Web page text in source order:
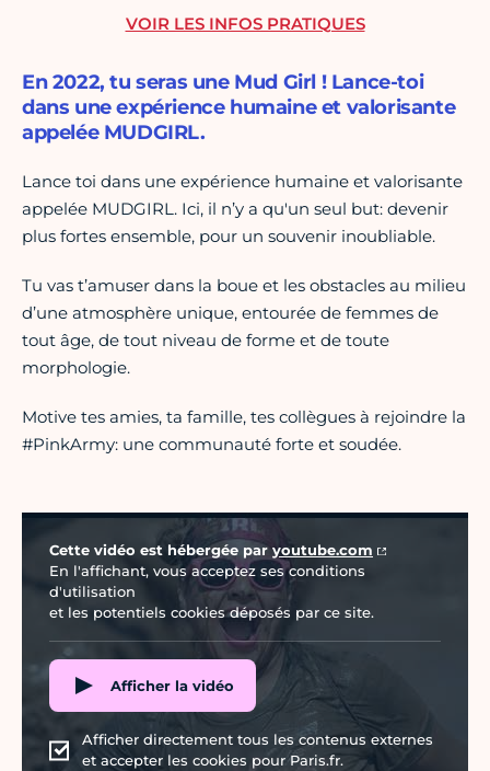
En 2022, tu seras une Mud Girl ! Lance-toi
dans une expérience humaine et valorisante
appelée MUDGIRL.
Lance toi dans une expérience humaine et valorisante
appelée MUDGIRL. Ici, il n’y a qu'un seul but: devenir
plus fortes ensemble, pour un souvenir inoubliable.
Tu vas t’amuser dans la boue et les obstacles au milieu
d’une atmosphère unique, entourée de femmes de
tout âge, de tout niveau de forme et de toute
morphologie.
Motive tes amies, ta famille, tes collègues à rejoindre la
#PinkArmy: une communauté forte et soudée.
Vidéo Youtube
Cette vidéo est hébergée par youtube.com
En l'affichant, vous acceptez ses conditions
d'utilisation
et les potentiels cookies déposés par ce site.
Afficher la vidéo
Afficher directement tous les contenus externes
et accepter les cookies pour Paris.fr.
VOIR LES INFOS PRATIQUES